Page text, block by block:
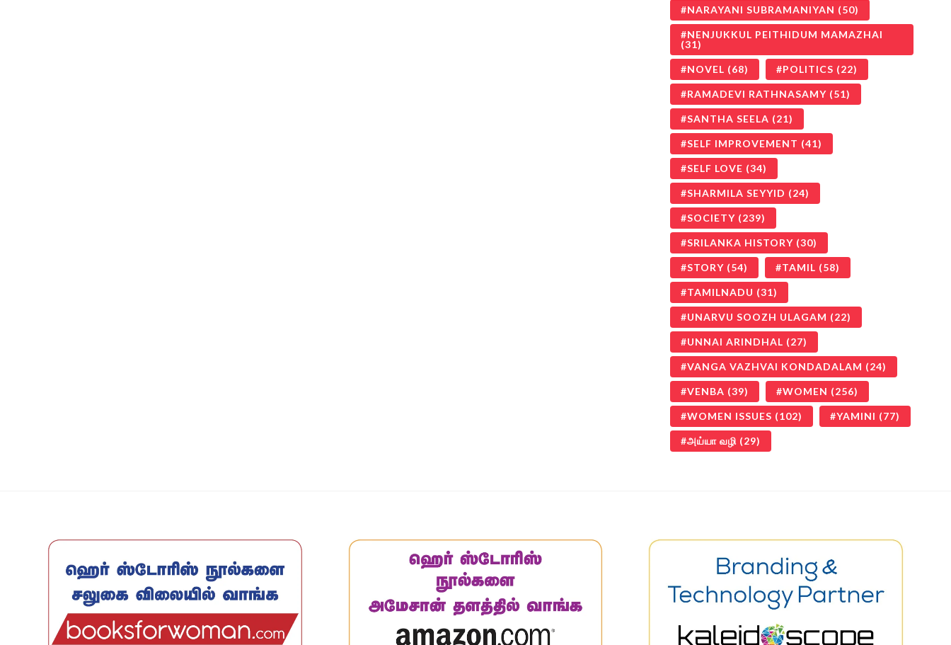
NARAYANI SUBRAMANIYAN (50)
NENJUKKUL PEITHIDUM MAMAZHAI
(31)
NOVEL (68) POLITICS (22)
RAMADEVI RATHNASAMY (51)
SANTHA SEELA (21)
SELF IMPROVEMENT (41)
SELF LOVE (34)
SHARMILA SEYYID (24)
SOCIETY (239)
SRILANKA HISTORY (30)
STORY (54) TAMIL (58)
TAMILNADU (31)
UNARVU SOOZH ULAGAM (22)
UNNAI ARINDHAL (27)
VANGA VAZHVAI KONDADALAM (24)
VENBA (39) WOMEN (256)
WOMEN ISSUES (102) YAMINI (77)
அய்யா வழி (29)